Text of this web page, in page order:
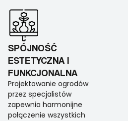
SPÓJNOŚĆ
ESTETYCZNA I
FUNKCJONALNA
Projektowanie ogrodów
przez specjalistów
zapewnia harmonijne
połączenie wszystkich